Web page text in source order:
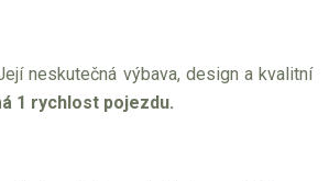
neskutečná výbava, design a kvalitní
1 rychlost pojezdu.